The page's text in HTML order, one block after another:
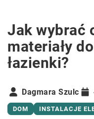
Jak wybrać
materiały
łazienki?
Dagmara Szulc
DOM INSTALACJE